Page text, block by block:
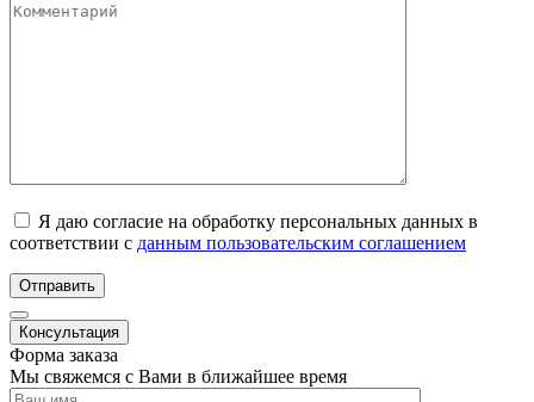
Я даю согласие на обработку персональных данных в
соответствии с данным пользовательским соглашением
Отправить
Консультация
Форма заказа
Мы свяжемся с Вами в ближайшее время